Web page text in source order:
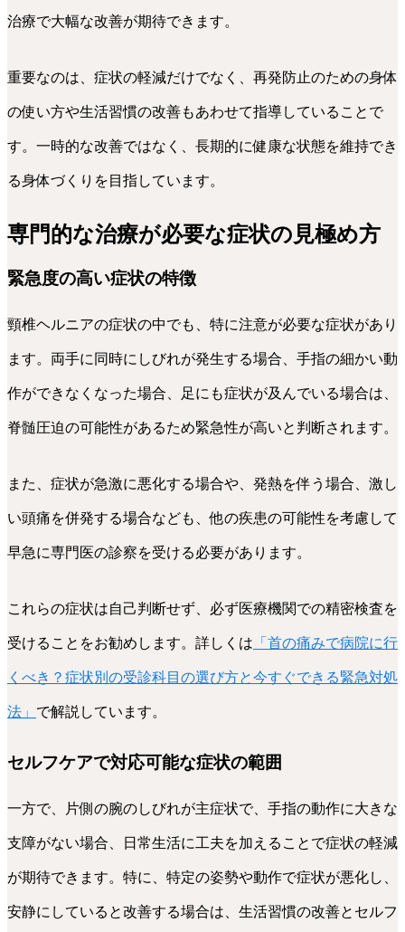
治療で大幅な改善が期待できます。
重要なのは、症状の軽減だけでなく、再発防止のための身体
の使い方や生活習慣の改善もあわせて指導していることで
す。一時的な改善ではなく、長期的に健康な状態を維持でき
る身体づくりを目指しています。
専門的な治療が必要な症状の見極め方
緊急度の高い症状の特徴
頸椎ヘルニアの症状の中でも、特に注意が必要な症状があり
ます。両手に同時にしびれが発生する場合、手指の細かい動
作ができなくなった場合、足にも症状が及んでいる場合は、
脊髄圧迫の可能性があるため緊急性が高いと判断されます。
また、症状が急激に悪化する場合や、発熱を伴う場合、激し
い頭痛を併発する場合なども、他の疾患の可能性を考慮して
早急に専門医の診察を受ける必要があります。
これらの症状は自己判断せず、必ず医療機関での精密検査を
受けることをお勧めします。詳しくは 「首の痛みで病院に行
くべき？症状別の受診科目の選び方と今すぐできる緊急対処
法」 で解説しています。
セルフケアで対応可能な症状の範囲
一方で、片側の腕のしびれが主症状で、手指の動作に大きな
支障がない場合、日常生活に工夫を加えることで症状の軽減
が期待できます。特に、特定の姿勢や動作で症状が悪化し、
安静にしていると改善する場合は、生活習慣の改善とセルフ